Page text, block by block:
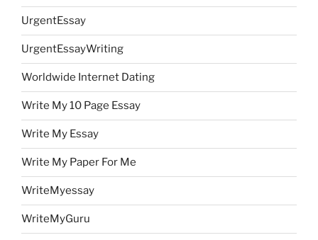
UrgentEssay
UrgentEssayWriting
Worldwide Internet Dating
Write My 10 Page Essay
Write My Essay
Write My Paper For Me
WriteMyessay
WriteMyGuru